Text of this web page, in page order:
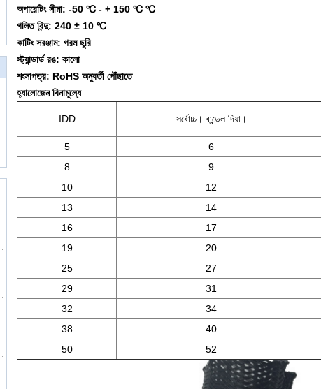
অপারেটিং সীমা: -50 ℃ - + 150 ℃ ℃
গলিত বিন্দু: 240 ± 10 ℃
কাটিং সরঞ্জাম: গরম ছুরি
স্ট্যান্ডার্ড রঙ: কালো
শংসাপত্র: RoHS অনুবর্তী পৌঁছাতে
হ্যালোজেন বিনামূল্যে
IDD সর্বোচ্চ। বান্ডেল দিয়া।
5
6
8
9
10
12
13
14
16
17
19
20
25
27
29
31
32
34
38
40
50
52